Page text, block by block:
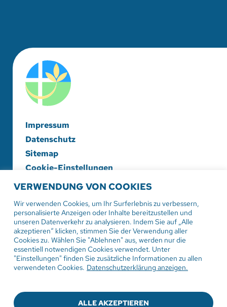
VERWENDUNG VON COOKIES
Wir verwenden Cookies, um Ihr Surferlebnis zu verbessern,
personalisierte Anzeigen oder Inhalte bereitzustellen und
unseren Datenverkehr zu analysieren. Indem Sie auf „Alle
akzeptieren“ klicken, stimmen Sie der Verwendung aller
Cookies zu. Wählen Sie "Ablehnen" aus, werden nur die
essentiell notwendigen Cookies verwendet. Unter
"Einstellungen" finden Sie zusätzliche Informationen zu allen
verwendeten Cookies. Datenschutzerklärung anzeigen.
ALLE AKZEPTIEREN
Impressum
Datenschutz
Sitemap
Cookie-Einstellungen
Evangelische Diakonieschwesternschaft
Herrenberg-Korntal e. V.
Hildrizhauser Str. 29
71083 Herrenberg
Tel:07032 206-0
Mail: info@evdiak.de